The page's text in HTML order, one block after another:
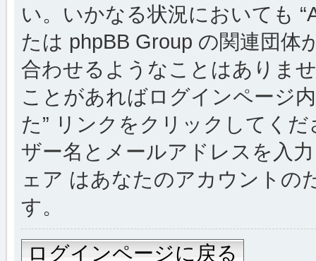
い。いかなる状況においても
たは phpBB Group の関連団
合わせるようなことはありま
ことがあればログインページ
た” リンクをクリックしてく
ザー名とメールアドレスを入
ェア はあなたのアカウントの
す。
ログインページに戻る